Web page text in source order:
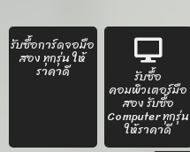
รับซื้อการ์ดจอมือ
สอง ทุกรุ่น ให้
ราคาดี รับซื้อ
คอมพิวเตอร์มือ
สอง รับซื้อ
Computer ทุกรุ่น
ให้ราคาดี